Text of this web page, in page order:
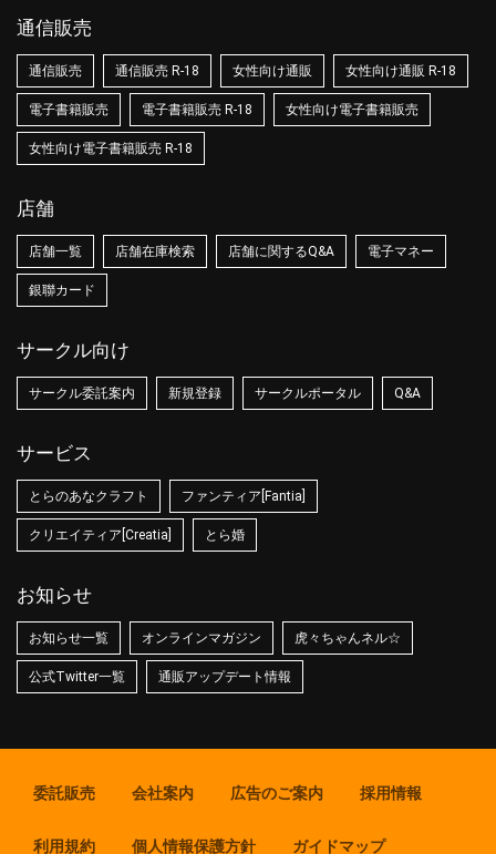
通信販売
通信販売 通信販売 R-18 女性向け通販 女性向け通販 R-18
電子書籍販売 電子書籍販売 R-18 女性向け電子書籍販売
女性向け電子書籍販売 R-18
店舗
店舗一覧 店舗在庫検索 店舗に関するQ&A 電子マネー
銀聯カード
サークル向け
サークル委託案内 新規登録 サークルポータル Q&A
サービス
とらのあなクラフト ファンティア[Fantia]
クリエイティア[Creatia] とら婚
お知らせ
お知らせ一覧 オンラインマガジン 虎々ちゃんネル☆
公式Twitter一覧 通販アップデート情報
委託販売 会社案内 広告のご案内 採用情報
利用規約 個人情報保護方針 ガイドマップ